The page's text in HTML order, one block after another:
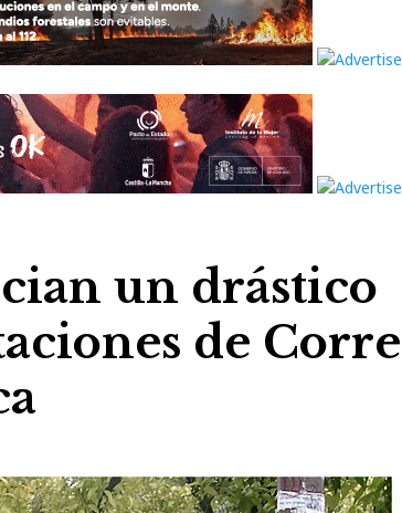
un drástico
de